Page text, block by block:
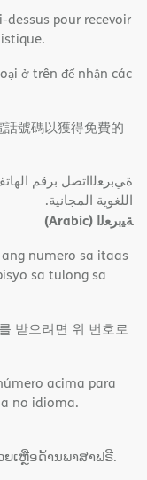
dessus pour recevoir
ở trên để nhận các
號碼以獲得免費的
ةﻲﺑﺮﻌﻟااﺗﺼﻞ ﺑﺮﻗﻢ
اﻟﻠﻐﻮﯾﺔ اﻟﻤﺠﺎﻧﯿﺔ.
ﺔﯿﺑﺮﻌﻟا (Arabic)
numero sa itaas
sa tulong sa
받으려면 위 번호로
acima para
no idioma.
ຍເຫຼືອດ້ານພາສາຟຣີ.